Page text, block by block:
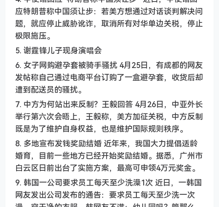
应特朗普称中国须让步：若美方想通过对话谈判解决问
题，就应停止威胁讹诈，取消所有对华单边关税，停止
极限施压。
5. 谢霆锋儿子现身演唱会
6. 女子网购避孕套被骑手骚扰 4月25日，有成都的网友
发帖称自己通过电商平台订购了一盒避孕套，收货后却
遭到配送员的骚扰。
7. 中方为何站出来反制？王毅回答 4月26日，中亚外长
举行第六次会晤上，王毅称，美方加征关税，中方反制
既是为了维护自身权益，也是维护国际规则秩序。
8. 多地宣布发钱奖励结婚 近年来，我国大力提倡适龄
婚育，目前一些地方已经开始奖励结婚。据悉，广州市
白云区日前出台了实施方案，最高可申领4万元奖金。
9. 韩国一公司要求员工每天至少洗澡1次 近日，一韩国
网友发出公司发布的通告：要求员工每天至少洗一次